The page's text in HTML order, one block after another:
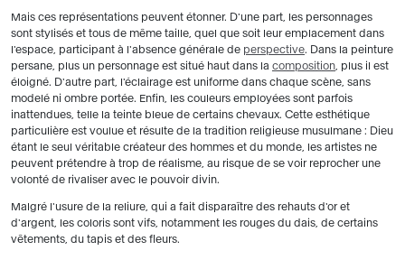
Mais ces représentations peuvent étonner. D'une part, les personnages
sont stylisés et tous de même taille, quel que soit leur emplacement dans
l'espace, participant à l'absence générale de perspective. Dans la peinture
persane, plus un personnage est situé haut dans la composition , plus il est
éloigné. D'autre part, l'éclairage est uniforme dans chaque scène, sans
modelé ni ombre portée. Enfin, les couleurs employées sont parfois
inattendues, telle la teinte bleue de certains chevaux. Cette esthétique
particulière est voulue et résulte de la tradition religieuse musulmane : Dieu
étant le seul véritable créateur des hommes et du monde, les artistes ne
peuvent prétendre à trop de réalisme, au risque de se voir reprocher une
volonté de rivaliser avec le pouvoir divin.
Malgré l'usure de la reliure, qui a fait disparaître des rehauts d'or et
d'argent, les coloris sont vifs, notamment les rouges du dais, de certains
vêtements, du tapis et des fleurs.